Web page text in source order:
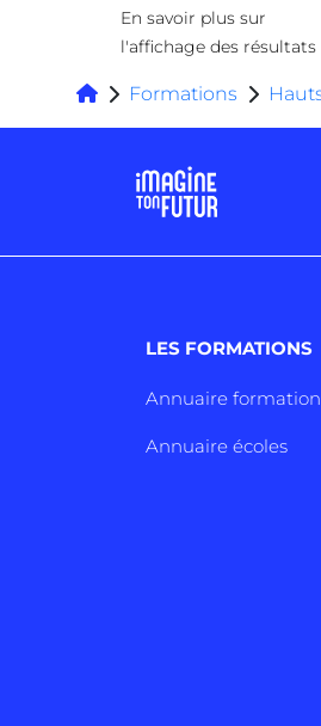
En savoir plus sur
l'affichage des résultats
Formations
LES FORMATIONS
Annuaire
Annuaire écoles